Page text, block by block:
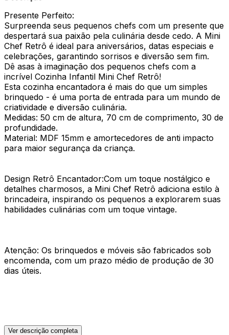
Presente Perfeito:
Surpreenda seus pequenos chefs com um presente que
despertará sua paixão pela culinária desde cedo. A Mini
Chef Retrô é ideal para aniversários, datas especiais e
celebrações, garantindo sorrisos e diversão sem fim.
Dê asas à imaginação dos pequenos chefs com a
incrível Cozinha Infantil Mini Chef Retrô!
Esta cozinha encantadora é mais do que um simples
brinquedo - é uma porta de entrada para um mundo de
criatividade e diversão culinária.
Medidas: 50 cm de altura, 70 cm de comprimento, 30 de
profundidade.
Material: MDF 15mm e amortecedores de anti impacto
para maior segurança da criança.
Design Retrô Encantador:Com um toque nostálgico e
detalhes charmosos, a Mini Chef Retrô adiciona estilo à
brincadeira, inspirando os pequenos a explorarem suas
habilidades culinárias com um toque vintage.
Atenção: Os brinquedos e móveis são fabricados sob
encomenda, com um prazo médio de produção de 30
dias úteis.
Ver descrição completa